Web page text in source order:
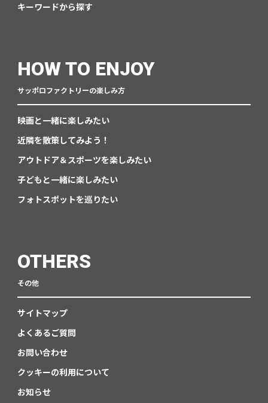
キーワードから探す
HOW TO ENJOY
サッポロファクトリーの楽しみ方
映画と一緒に楽しみたい
近隣を散策してみよう！
アウトドア＆スポーツを楽しみたい
子どもと一緒に楽しみたい
フォトスポットを巡りたい
OTHERS
その他
サイトマップ
よくあるご質問
お問い合わせ
クッキーの利用について
お知らせ